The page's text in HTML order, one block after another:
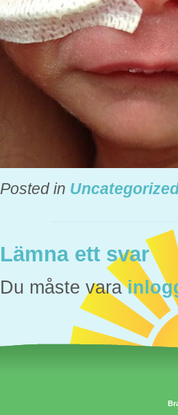
Posted in
Lämna ett svar
Du måste vara